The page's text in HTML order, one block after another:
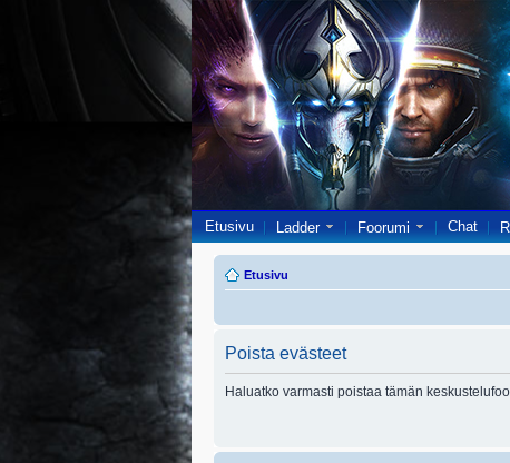
Etusivu Ladder Foorumi Chat
Etusivu
Poista evästeet
Haluatko varmasti poistaa tämän